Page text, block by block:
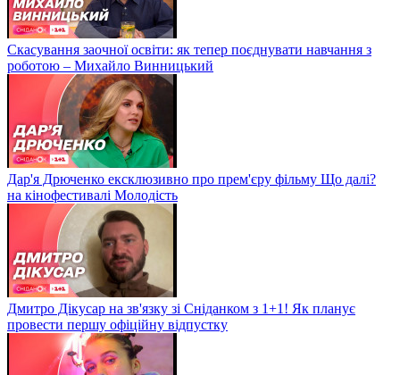
Скасування заочної освіти: як тепер поєднувати навчання з
роботою – Михайло Винницький
Дар'я Дрюченко ексклюзивно про прем'єру фільму Що далі?
на кінофестивалі Молодість
Дмитро Дікусар на зв'язку зі Сніданком з 1+1! Як планує
провести першу офіційну відпустку